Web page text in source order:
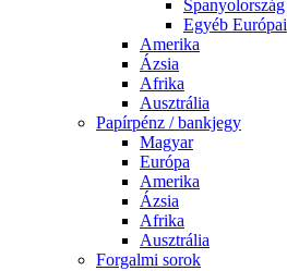
Spanyolország
Egyéb Európai
Amerika
Ázsia
Afrika
Ausztrália
Papírpénz / bankjegy
Magyar
Európa
Amerika
Ázsia
Afrika
Ausztrália
Forgalmi sorok